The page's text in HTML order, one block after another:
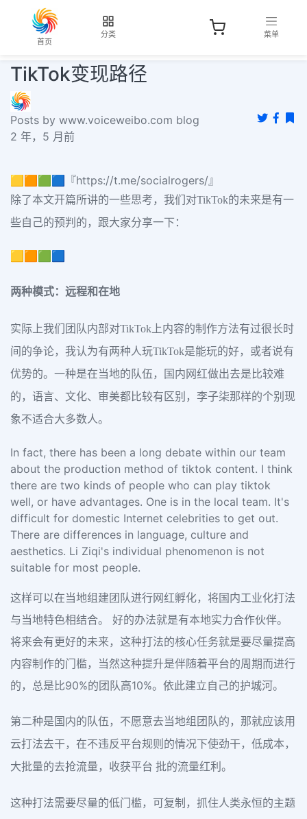
首页
分类 菜单
TikTok变现路径
Posts by www.voiceweibo.com blog
2 年，5 月前
🟨🟧🟩🟦『https://t.me/socialrogers/』
除了本文开篇所讲的一些思考，我们对TikTok的未来是有一
些自己的预判的，跟大家分享一下：
🟨🟧🟩🟦
两种模式：远程和在地
实际上我们团队内部对TikTok上内容的制作方法有过很长时
间的争论，我认为有两种人玩TikTok是能玩的好，或者说有
优势的。一种是在当地的队伍，国内网红做出去是比较难
的，语言、文化、审美都比较有区别，李子柒那样的个别现
象不适合大多数人。
In fact, there has been a long debate within our team
about the production method of tiktok content. I think
there are two kinds of people who can play tiktok
well, or have advantages. One is in the local team. It's
difficult for domestic Internet celebrities to get out.
There are differences in language, culture and
aesthetics. Li Ziqi's individual phenomenon is not
suitable for most people.
这样可以在当地组建团队进行网红孵化，将国内工业化打法
与当地特色相结合。 好的办法就是有本地实力合作伙伴。
将来会有更好的未来，这种打法的核心任务就是要尽量提高
内容制作的门槛，当然这种提升是伴随着平台的周期而进行
的，总是比90%的团队高10%。依此建立自己的护城河。
第二种是国内的队伍，不愿意去当地组团队的，那就应该用
云打法去干，在不违反平台规则的情况下使劲干，低成本，
大批量的去抢流量，收获平台 批的流量红利。
这种打法需要尽量的低门槛，可复制，抓住人类永恒的主题